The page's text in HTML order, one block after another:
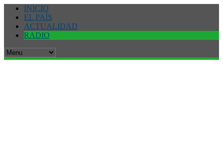
INICIO
EL PAÍS
ACTUALIDAD
RADIO